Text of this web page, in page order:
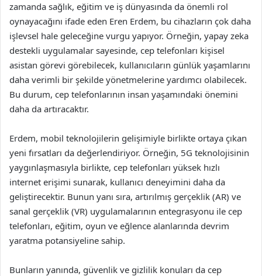
zamanda sağlık, eğitim ve iş dünyasında da önemli rol
oynayacağını ifade eden Eren Erdem, bu cihazların çok daha
işlevsel hale geleceğine vurgu yapıyor. Örneğin, yapay zeka
destekli uygulamalar sayesinde, cep telefonları kişisel
asistan görevi görebilecek, kullanıcıların günlük yaşamlarını
daha verimli bir şekilde yönetmelerine yardımcı olabilecek.
Bu durum, cep telefonlarının insan yaşamındaki önemini
daha da artıracaktır.
Erdem, mobil teknolojilerin gelişimiyle birlikte ortaya çıkan
yeni fırsatları da değerlendiriyor. Örneğin, 5G teknolojisinin
yaygınlaşmasıyla birlikte, cep telefonları yüksek hızlı
internet erişimi sunarak, kullanıcı deneyimini daha da
geliştirecektir. Bunun yanı sıra, artırılmış gerçeklik (AR) ve
sanal gerçeklik (VR) uygulamalarının entegrasyonu ile cep
telefonları, eğitim, oyun ve eğlence alanlarında devrim
yaratma potansiyeline sahip.
Bunların yanında, güvenlik ve gizlilik konuları da cep